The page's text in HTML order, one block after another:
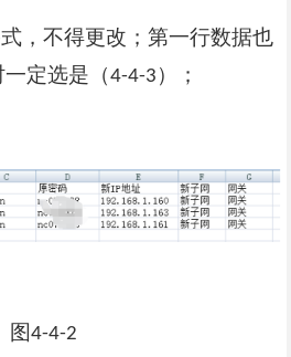
，不得更改；第一行数据也
定选是（4-4-3 ）；
图4-4-2